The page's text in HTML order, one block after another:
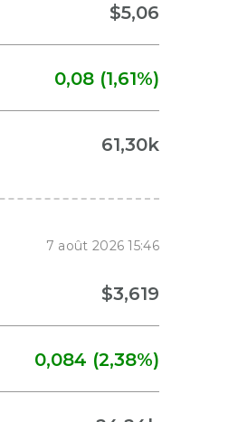
$5,06
0,08 (1,61%)
61,30k
7 août 2026 15:46
$3,619
0,084 (2,38%)